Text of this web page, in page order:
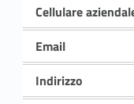
Cellulare
Email
Indirizzo